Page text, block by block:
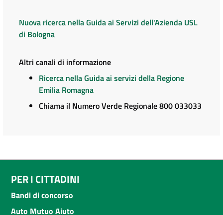
Nuova ricerca nella Guida ai Servizi dell'Azienda USL
di Bologna
Altri canali di informazione
Ricerca nella Guida ai servizi della Regione
Emilia Romagna
Chiama il Numero Verde Regionale 800 033033
PER I CITTADINI
Bandi di concorso
Auto Mutuo Aiuto